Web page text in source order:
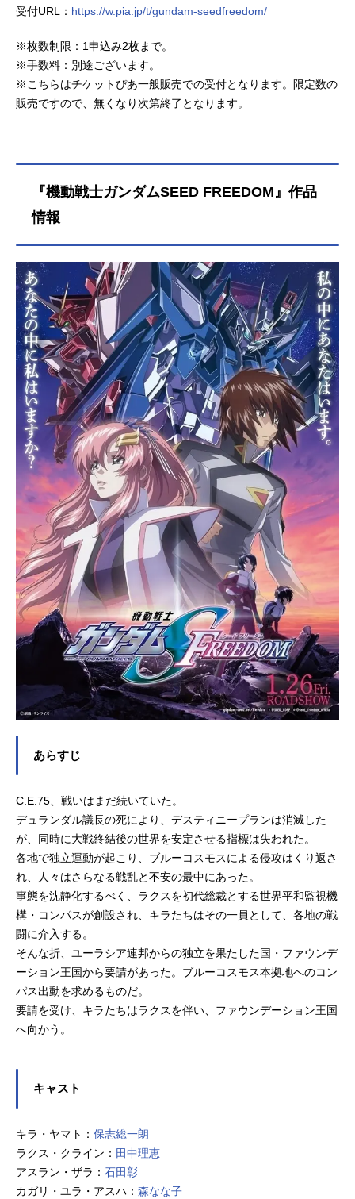
受付URL： https://w.pia.jp/t/gundam-seedfreedom/
※枚数制限：1申込み2枚まで。
※手数料：別途ございます。
※こちらはチケットぴあ一般販売での受付となります。限定数の
販売ですので、無くなり次第終了となります。
『機動戦士ガンダムSEED FREEDOM』作品
情報
あらすじ
C.E.75、戦いはまだ続いていた。
デュランダル議長の死により、デスティニープランは消滅した
が、同時に大戦終結後の世界を安定させる指標は失われた。
各地で独立運動が起こり、ブルーコスモスによる侵攻はくり返さ
れ、人々はさらなる戦乱と不安の最中にあった。
事態を沈静化するべく、ラクスを初代総裁とする世界平和監視機
構・コンパスが創設され、キラたちはその一員として、各地の戦
闘に介入する。
そんな折、ユーラシア連邦からの独立を果たした国・ファウンデ
ーション王国から要請があった。ブルーコスモス本拠地へのコン
パス出動を求めるものだ。
要請を受け、キラたちはラクスを伴い、ファウンデーション王国
へ向かう。
キャスト
キラ・ヤマト： 保志総一朗
ラクス・クライン： 田中理恵
アスラン・ザラ： 石田彰
カガリ・ユラ・アスハ： 森なな子